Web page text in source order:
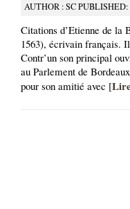
AUTHOR : SC
Citations d’Etienne de la
1563), écrivain français.
Contr’un son principal
au Parlement de
pour son amitié avec [